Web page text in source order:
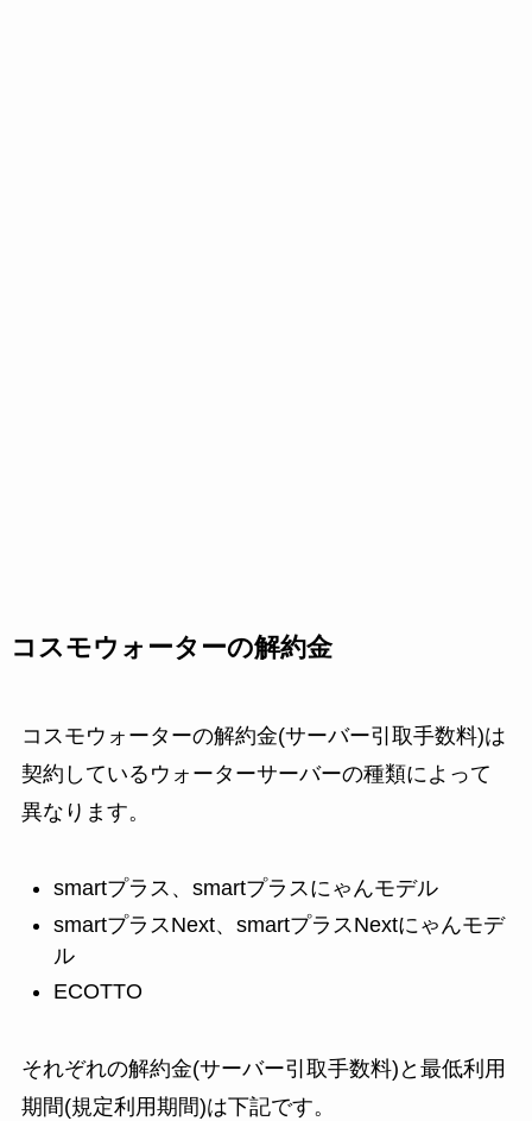
コスモウォーターの解約金
コスモウォーターの解約金(サーバー引取手数料)は
契約しているウォーターサーバーの種類によって
異なります。
smartプラス、smartプラスにゃんモデル
smartプラスNext、smartプラスNextにゃんモデ
ル
ECOTTO
それぞれの解約金(サーバー引取手数料)と最低利用
期間(規定利用期間)は下記です。